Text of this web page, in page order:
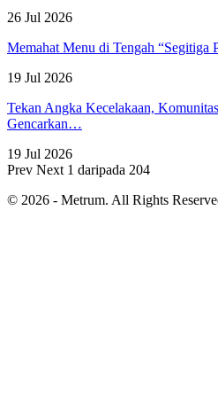
26 Jul 2026
Memahat Menu di Tengah “Segitiga
19 Jul 2026
Tekan Angka Kecelakaan,
Gencarkan…
19 Jul 2026
Prev Next 1 daripada 204
© 2026 - Metrum. All Rights